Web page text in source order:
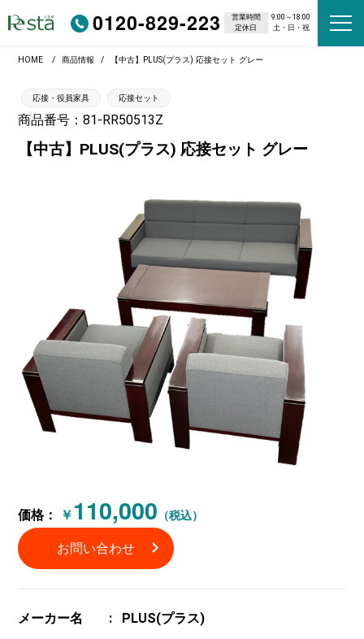
0120-829-223 営業時間
9:00～18:00
定休日
土・日・祝
HOME 商品情報 【中古】PLUS(プラス) 応接セット グレー
応接・役員家具 応接セット
商品番号：81-RR50513Z
【中古】PLUS(プラス) 応接セット グレー
価格： ￥ 110,000 （税込）
お問い合わせ
メーカー名 PLUS(プラス)